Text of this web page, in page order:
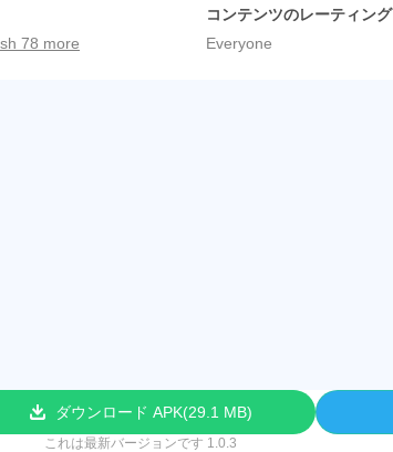
78 more
コンテンツのレーティング
Everyone
これは最新バージョンです 1.0.3
ダウンロード APK 29.1 MB